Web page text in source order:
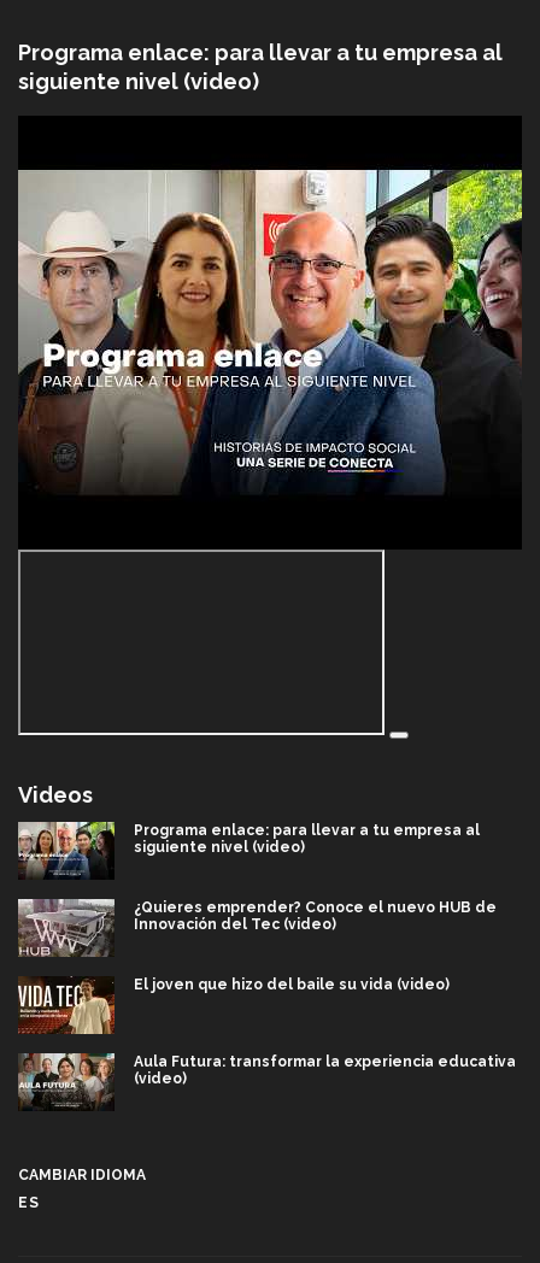
Programa enlace: para llevar a tu empresa al
siguiente nivel (video)
Videos
Programa enlace: para llevar a tu empresa al
siguiente nivel (video)
¿Quieres emprender? Conoce el nuevo HUB de
Innovación del Tec (video)
El joven que hizo del baile su vida (video)
Aula Futura: transformar la experiencia educativa
(video)
CAMBIAR IDIOMA
ES